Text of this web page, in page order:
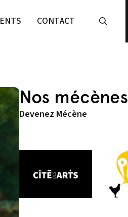
CONTACT
Nos mécènes
Devenez Mécène